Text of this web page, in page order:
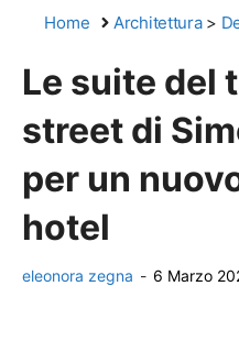
Home Architettura>
Le suite del
street di
per un
hotel
eleonora zegna - 6 Marzo